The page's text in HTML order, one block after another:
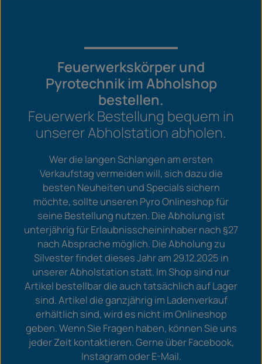
Feuerwerkskörper und
Pyrotechnik im Abholshop
bestellen.
Feuerwerk Bestellung bequem in
unserer Abholstation abholen.
Wer die langen Schlangen am ersten
Verkaufstag vermeiden will, sich dazu die
besten Neuheiten und Specials sichern
möchte, sollte unseren Pyro Onlineshop für
seine Bestellung nutzen. Die Abholung ist
unterjährig für Erlaubnisscheininhaber nach §27
nach Absprache möglich. Die Abholung zu
Silvester findet dieses Jahr am 29.12.2025 in
unserer Abholstation statt. Im Shop sind nur
Artikel bestellbar die auch tatsächlich auf Lager
sind. Artikel die ganzjährig im Ladenverkauf
erhältlich sind, wird es nicht im Onlineshop
geben. Wenn Sie Fragen haben, können Sie uns
jeder Zeit kontaktieren. Gerne über Facebook,
Instagram oder E-Mail.